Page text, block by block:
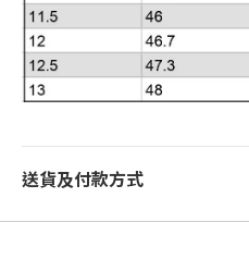
送貨及付款方式